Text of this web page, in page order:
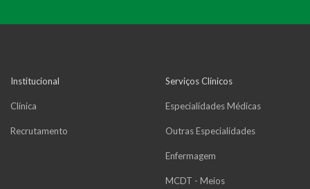
Institucional
Clínica
Recrutamento
Serviços Clínicos
Especialidades Médicas
Outras Especialidades
Enfermagem
MCDT - Meios